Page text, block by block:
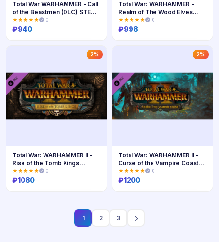
Total War WARHAMMER - Call
of the Beastmen (DLC) STEAM
КЛЮЧ
★★★★★ 0
₽940
Total War: WARHAMMER -
Realm of The Wood Elves
STEAM КЛЮЧ
★★★★★ 0
₽998
2%
Total War: WARHAMMER II -
Rise of the Tomb Kings
STEAM КЛЮЧ
★★★★★ 0
₽1080
2%
Total War: WARHAMMER II -
Curse of the Vampire Coast
STEAM КЛЮЧ
★★★★★ 0
₽1200
1 2 3